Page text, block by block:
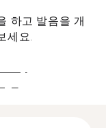
하고 발음을 개
세요.